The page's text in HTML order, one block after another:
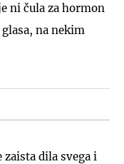
ni čula za hormon
na nekim
zaista dila svega i